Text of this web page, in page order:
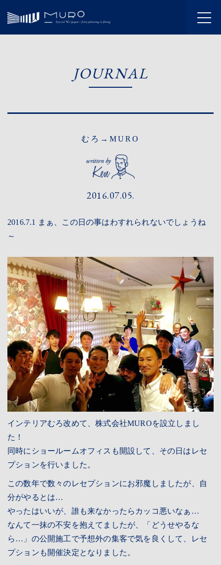
JOURNAL
むろ→MURO
2016.07.05.
2016.7.1 まぁ、この日の事はわすれられないでしょうね
～
インテリアむろ改めて、株式会社MUROを設立しまし
た！
同時にショールームオフィスも開設して、その日はレセ
プションを行いました。
この数年で数々のレセプションにお邪魔しましたが、自
分がやるとは…
やったはいいが、誰も来なかったらカッコ悪いなぁ…
なんて一抹の不安を抱えてましたが、「どうせやるな
ら…」の公開施工で予想外の集客で気を良くして、レセ
プションも開催決定となりました。
INFORMATION
SHOWROOM
RESERVATION
PRIVACY